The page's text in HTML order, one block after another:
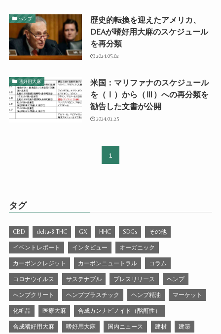
ヘンプ
歴史的転換を迎えたアメリカ、
DEAが嗜好用大麻のスケジュール
を再分類
2024.05.02
嗜好用大麻
米国：マリファナのスケジュール
を（Ⅰ）から（Ⅲ）への再分類を
勧告した文書が公開
2024.01.25
1
タグ
CBD delta-8 THC GX HHC SDGs その他
イベントレポート インタビュー オーガニック
カーボンクレジット カーボンニュートラル コラム
コロナウイルス サステナブル プレスリリース ヘンプ
ヘンプクリート ヘンププラスチック ヘンプ精油 マーケット
化粧品 医療大麻 合成カンナビノイド（酩酊性）
合成嗜好用大麻 嗜好用大麻 国内ニュース 建材 建築